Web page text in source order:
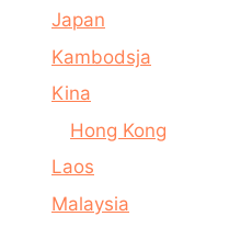
Japan
Kambodsja
Kina
Hong Kong
Laos
Malaysia